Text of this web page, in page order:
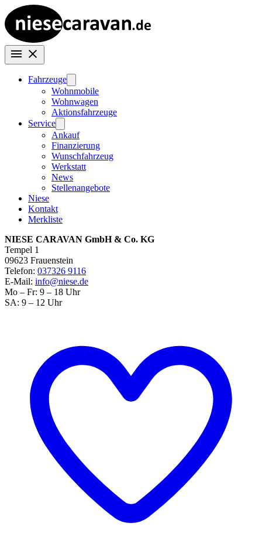
Fahrzeuge
Wohnmobile
Wohnwagen
Aktionsfahrzeuge
Service
Ankauf
Finanzierung
Wunschfahrzeug
Werkstatt
News
Stellenangebote
Niese
Kontakt
Merkliste
NIESE CARAVAN GmbH & Co. KG
Tempel 1
09623 Frauenstein
Telefon: 037326 9116
E-Mail: info@niese.de
Mo – Fr: 9 – 18 Uhr
SA: 9 – 12 Uhr